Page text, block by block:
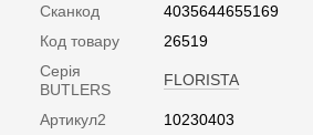
Сканкод
4035644655169
Код товару
26519
Серія
BUTLERS
FLORISTA
Артикул2 10230403